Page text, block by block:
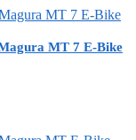
MT 7 E-Bike